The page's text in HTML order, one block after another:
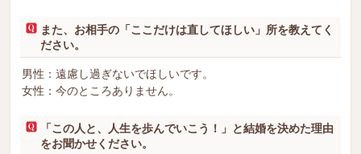
また、お相手の「ここだけは直してほしい」所を教えてく
ださい。
男性：遠慮し過ぎないでほしいです。
女性：今のところありません。
「この人と、人生を歩んでいこう！」と結婚を決めた理由
をお聞かせください。